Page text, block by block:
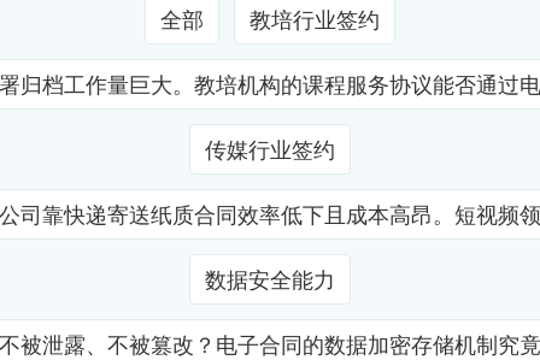
全部 教培行业签约
归档工作量巨大。教培机构的课程服务协议能否通过
传媒行业签约
司靠快递寄送纸质合同效率低下且成本高昂。短视频
数据安全能力
被泄露、不被篡改？电子合同的数据加密存储机制究